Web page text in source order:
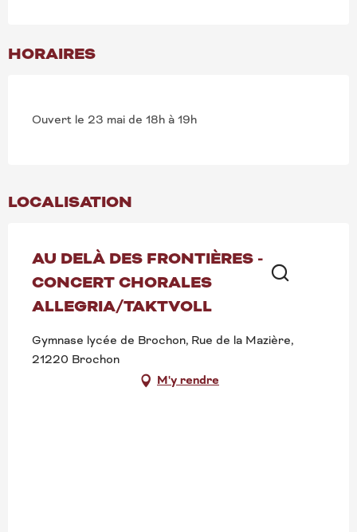
HORAIRES
Ouvert le 23 mai de 18h à 19h
LOCALISATION
AU DELÀ DES FRONTIÈRES -
CONCERT CHORALES
ALLEGRIA/TAKTVOLL
Gymnase lycée de Brochon, Rue de la Mazière,
21220 Brochon
M'y rendre